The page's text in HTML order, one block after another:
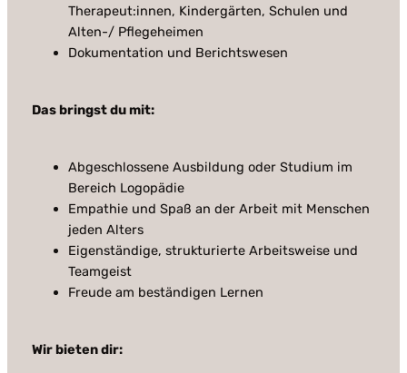
Therapeut:innen, Kindergärten, Schulen und
Alten-/ Pflegeheimen
Dokumentation und Berichtswesen
Das bringst du mit:
Abgeschlossene Ausbildung oder Studium im
Bereich Logopädie
Empathie und Spaß an der Arbeit mit Menschen
jeden Alters
Eigenständige, strukturierte Arbeitsweise und
Teamgeist
Freude am beständigen Lernen
Wir bieten dir: